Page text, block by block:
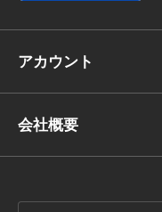
アカウント
会社概要